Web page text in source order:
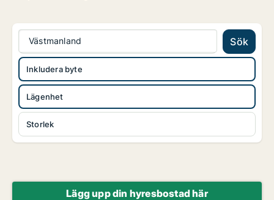
Västmanland Sök
Lägenhet
Storlek
Inkludera byte
Lägg upp din hyresbostad här